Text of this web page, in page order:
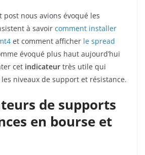
post nous avions évoqué les
à savoir comment installer
et comment afficher le spread
évoqué plus haut aujourd’hui
cet indicateur très utile qui
niveaux de support et résistance.
de supports
en bourse et